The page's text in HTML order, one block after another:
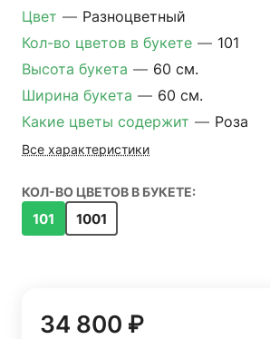
Цвет — Разноцветный
Кол-во цветов в букете — 101
Высота букета — 60 см.
Ширина букета — 60 см.
Какие цветы содержит — Роза
Все характеристики
КОЛ-ВО ЦВЕТОВ В БУКЕТЕ:
101 1001
34 800 ₽